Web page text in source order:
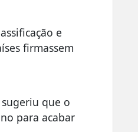
e
firmassem
que o
para acabar